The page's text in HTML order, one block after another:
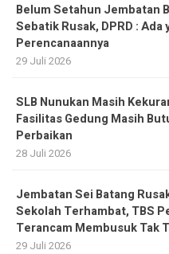
Belum Setahun Jembatan
Sebatik Rusak, DPRD : Ada
Perencanaannya
29 Juli 2026
SLB Nunukan Masih
Fasilitas Gedung Masih
Perbaikan
28 Juli 2026
Jembatan Sei Batang
Sekolah Terhambat, TBS
Terancam Membusuk Tak
29 Juli 2026